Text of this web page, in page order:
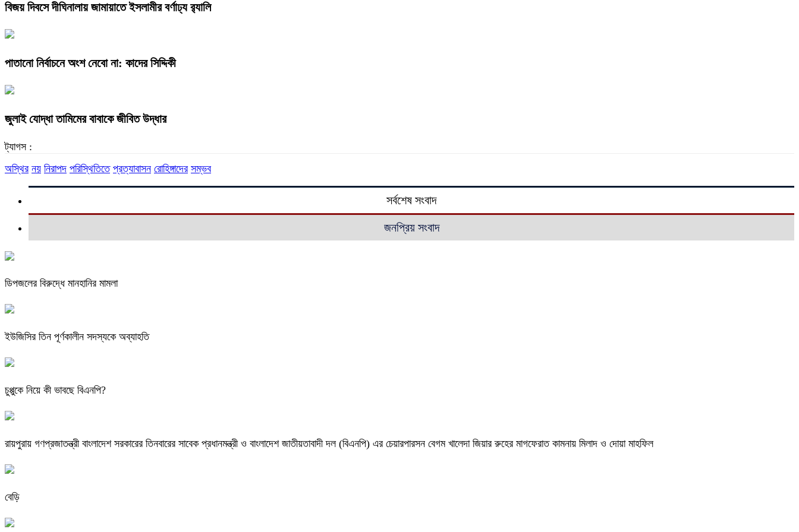
বিজয় দিবসে দীঘিনালায় জামায়াতে ইসলামীর বর্ণাঢ্য র‍্যালি
পাতানো নির্বাচনে অংশ নেবো না: কাদের সিদ্দিকী
জুলাই যোদ্ধা তামিমের বাবাকে জীবিত উদ্ধার
ট্যাগস :
অস্থির নয় নিরাপদ পরিস্থিতিতে প্রত্যাবাসন রোহিঙ্গাদের সম্ভব
সর্বশেষ সংবাদ
জনপ্রিয় সংবাদ
ডিপজলের বিরুদ্ধে মানহানির মামলা
ইউজিসির তিন পূর্ণকালীন সদস্যকে অব্যাহতি
চুপ্পুকে নিয়ে কী ভাবছে বিএনপি?
রায়পুরায় গণপ্রজাতন্ত্রী বাংলাদেশ সরকারের তিনবারের সাবেক প্রধানমন্ত্রী ও বাংলাদেশ জাতীয়তাবাদী দল (বিএনপি) এর চেয়ারপারসন বেগম খালেদা জিয়ার রুহের মাগফেরাত কামনায় মিলাদ ও দোয়া মাহফিল
বেড়ি